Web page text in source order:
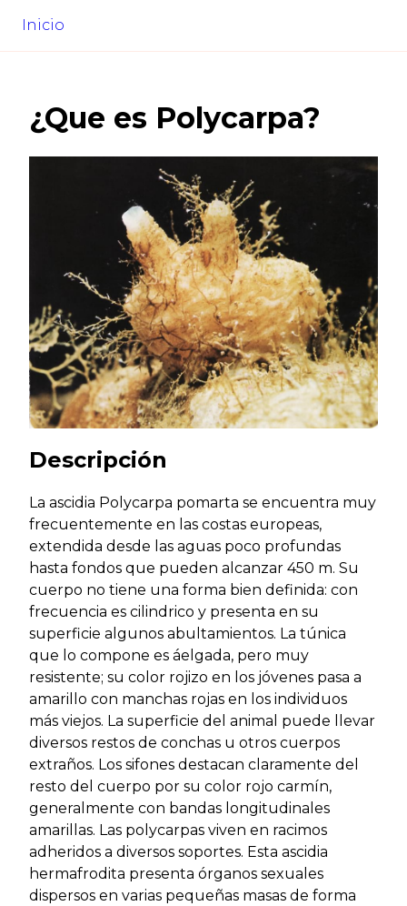
Inicio
¿Que es Polycarpa?
Descripción
La ascidia Polycarpa pomarta se encuentra muy
frecuentemente en las costas europeas,
extendida desde las aguas poco profundas
hasta fondos que pueden alcanzar 450 m. Su
cuerpo no tiene una forma bien definida: con
frecuencia es cilindrico y presenta en su
superficie algunos abultamientos. La túnica
que lo compone es áelgada, pero muy
resistente; su color rojizo en los jóvenes pasa a
amarillo con manchas rojas en los individuos
más viejos. La superficie del animal puede llevar
diversos restos de conchas u otros cuerpos
extraños. Los sifones destacan claramente del
resto del cuerpo por su color rojo carmín,
generalmente con bandas longitudinales
amarillas. Las polycarpas viven en racimos
adheridos a diversos soportes. Esta ascidia
hermafrodita presenta órganos sexuales
dispersos en varias pequeñas masas de forma